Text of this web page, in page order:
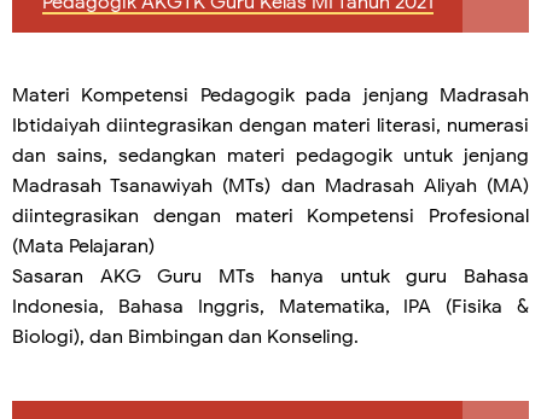
Materi Kompetensi Pedagogik pada jenjang Madrasah
Ibtidaiyah diintegrasikan dengan materi literasi, numerasi
dan sains, sedangkan materi pedagogik untuk jenjang
Madrasah Tsanawiyah (MTs) dan Madrasah Aliyah (MA)
diintegrasikan dengan materi Kompetensi Profesional
(Mata Pelajaran)
Sasaran AKG Guru MTs hanya untuk guru Bahasa
Indonesia, Bahasa Inggris, Matematika, IPA (Fisika &
Biologi), dan Bimbingan dan Konseling.